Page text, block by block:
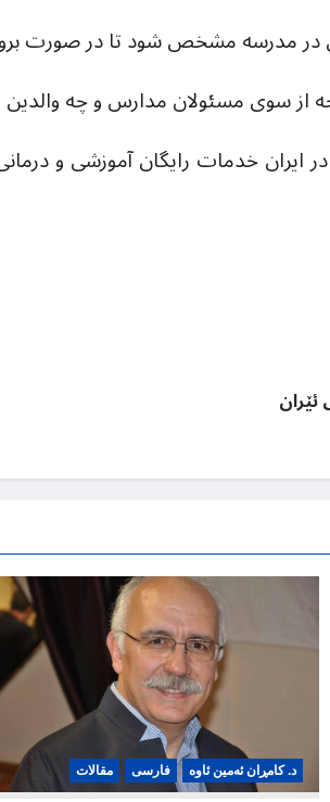
مدرسه مشخص شود تا در صورت بروز
سوی مسئولان مدارس و چه والدین
ایران خدمات رایگان آموزشی و
د. کامڕان ئەمین ئاوە فارسی مقالات